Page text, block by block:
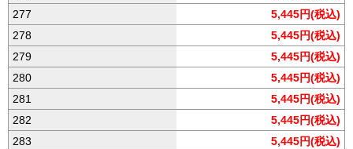
277
5,445円(税込)
278
5,445円(税込)
279
5,445円(税込)
280
5,445円(税込)
281
5,445円(税込)
282
5,445円(税込)
283
5,445円(税込)